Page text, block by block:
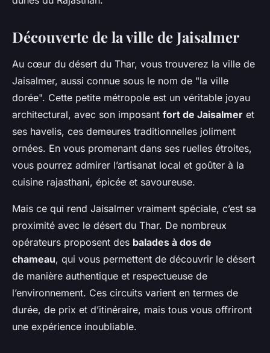
Découverte de la ville de Jaisalmer
Au cœur du désert du Thar, vous trouverez la ville de
Jaisalmer, aussi connue sous le nom de "la ville
dorée". Cette petite métropole est un véritable joyau
architectural, avec son imposant fort de Jaisalmer et
ses havelis, ces demeures traditionnelles joliment
ornées. En vous promenant dans ses ruelles étroites,
vous pourrez admirer l’artisanat local et goûter à la
cuisine rajasthani, épicée et savoureuse.
Mais ce qui rend Jaisalmer vraiment spéciale, c’est sa
proximité avec le désert du Thar. De nombreux
opérateurs proposent des balades à dos de
chameau, qui vous permettent de découvrir le désert
de manière authentique et respectueuse de
l’environnement. Ces circuits varient en termes de
durée, de prix et d’itinéraire, mais tous vous offriront
une expérience inoubliable.